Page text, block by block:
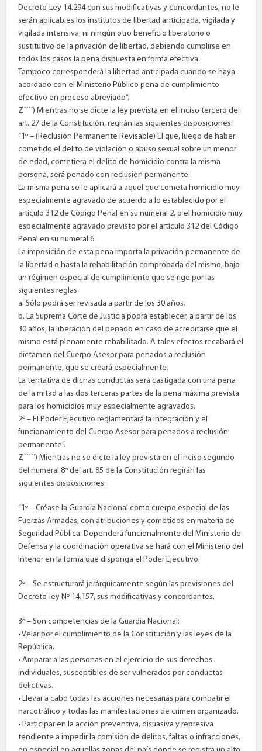
Decreto-Ley 14.294 con sus modificativas y concordantes, no le
serán aplicables los institutos de libertad anticipada, vigilada y
vigilada intensiva, ni ningún otro beneficio liberatorio o
sustitutivo de la privación de libertad, debiendo cumplirse en
todos los casos la pena dispuesta en forma efectiva.
Tampoco corresponderá la libertad anticipada cuando se haya
acordado con el Ministerio Público pena de cumplimiento
efectivo en proceso abreviado”.
Z´´´´) Mientras no se dicte la ley prevista en el inciso tercero del
art. 27 de la Constitución, regirán las siguientes disposiciones:
“1º – (Reclusión Permanente Revisable) El que, luego de haber
cometido el delito de violación o abuso sexual sobre un menor
de edad, cometiera el delito de homicidio contra la misma
persona, será penado con reclusión permanente.
La misma pena se le aplicará a aquel que cometa homicidio muy
especialmente agravado de acuerdo a lo establecido por el
artículo 312 de Código Penal en su numeral 2, o el homicidio muy
especialmente agravado previsto por el artículo 312 del Código
Penal en su numeral 6.
La imposición de esta pena importa la privación permanente de
la libertad o hasta la rehabilitación comprobada del mismo, bajo
un régimen especial de cumplimiento que se rige por las
siguientes reglas:
a. Sólo podrá ser revisada a partir de los 30 años.
b. La Suprema Corte de Justicia podrá establecer, a partir de los
30 años, la liberación del penado en caso de acreditarse que el
mismo está plenamente rehabilitado. A tales efectos recabará el
dictamen del Cuerpo Asesor para penados a reclusión
permanente, que se creará especialmente.
La tentativa de dichas conductas será castigada con una pena
de la mitad a las dos terceras partes de la pena máxima prevista
para los homicidios muy especialmente agravados.
2º – El Poder Ejecutivo reglamentará la integración y el
funcionamiento del Cuerpo Asesor para penados a reclusión
permanente”.
Z´´´´´) Mientras no se dicte la ley prevista en el inciso segundo
del numeral 8º del art. 85 de la Constitución regirán las
siguientes disposiciones:
“1º – Créase la Guardia Nacional como cuerpo especial de las
Fuerzas Armadas, con atribuciones y cometidos en materia de
Seguridad Pública. Dependerá funcionalmente del Ministerio de
Defensa y la coordinación operativa se hará con el Ministerio del
Interior en la forma que disponga el Poder Ejecutivo.
2º – Se estructurará jerárquicamente según las previsiones del
Decreto-ley Nº 14.157, sus modificativas y concordantes.
3º – Son competencias de la Guardia Nacional:
• Velar por el cumplimiento de la Constitución y las leyes de la
República.
• Amparar a las personas en el ejercicio de sus derechos
individuales, susceptibles de ser vulnerados por conductas
delictivas.
• Llevar a cabo todas las acciones necesarias para combatir el
narcotráfico y todas las manifestaciones de crimen organizado.
• Participar en la acción preventiva, disuasiva y represiva
tendiente a impedir la comisión de delitos, faltas o infracciones,